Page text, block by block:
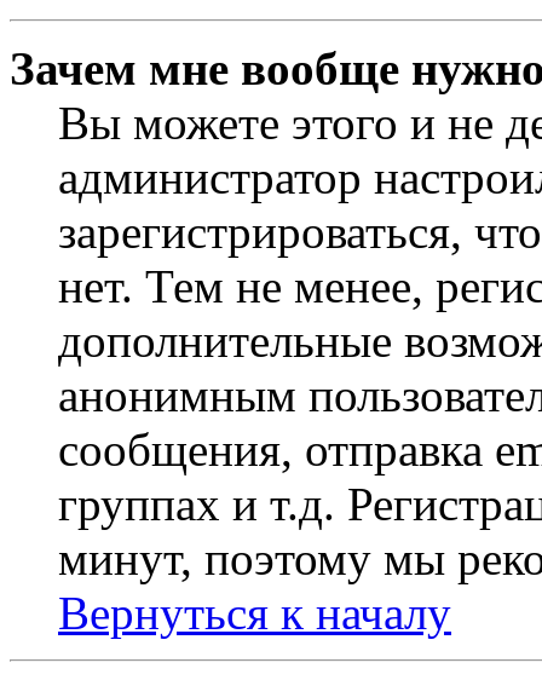
Зачем мне вообще
Вы можете этого и не
администратор
зарегистрироваться,
нет. Тем не менее,
дополнительные
анонимным
сообщения, отправка
группах и т.д.
минут, поэтому мы
Вернуться к началу